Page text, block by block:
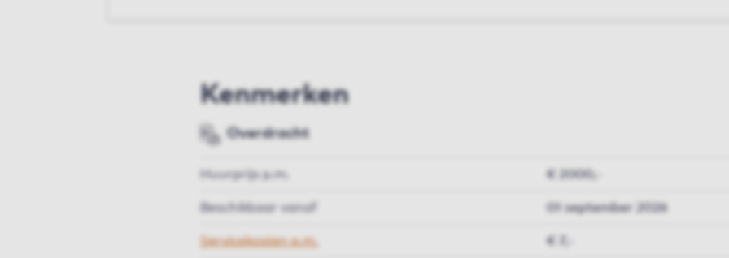
Kenmerken
Overdracht
Huurprijs p.m. € 2000,-
Beschikbaar vanaf 01 september 2026
Servicekosten p.m. € 7,-